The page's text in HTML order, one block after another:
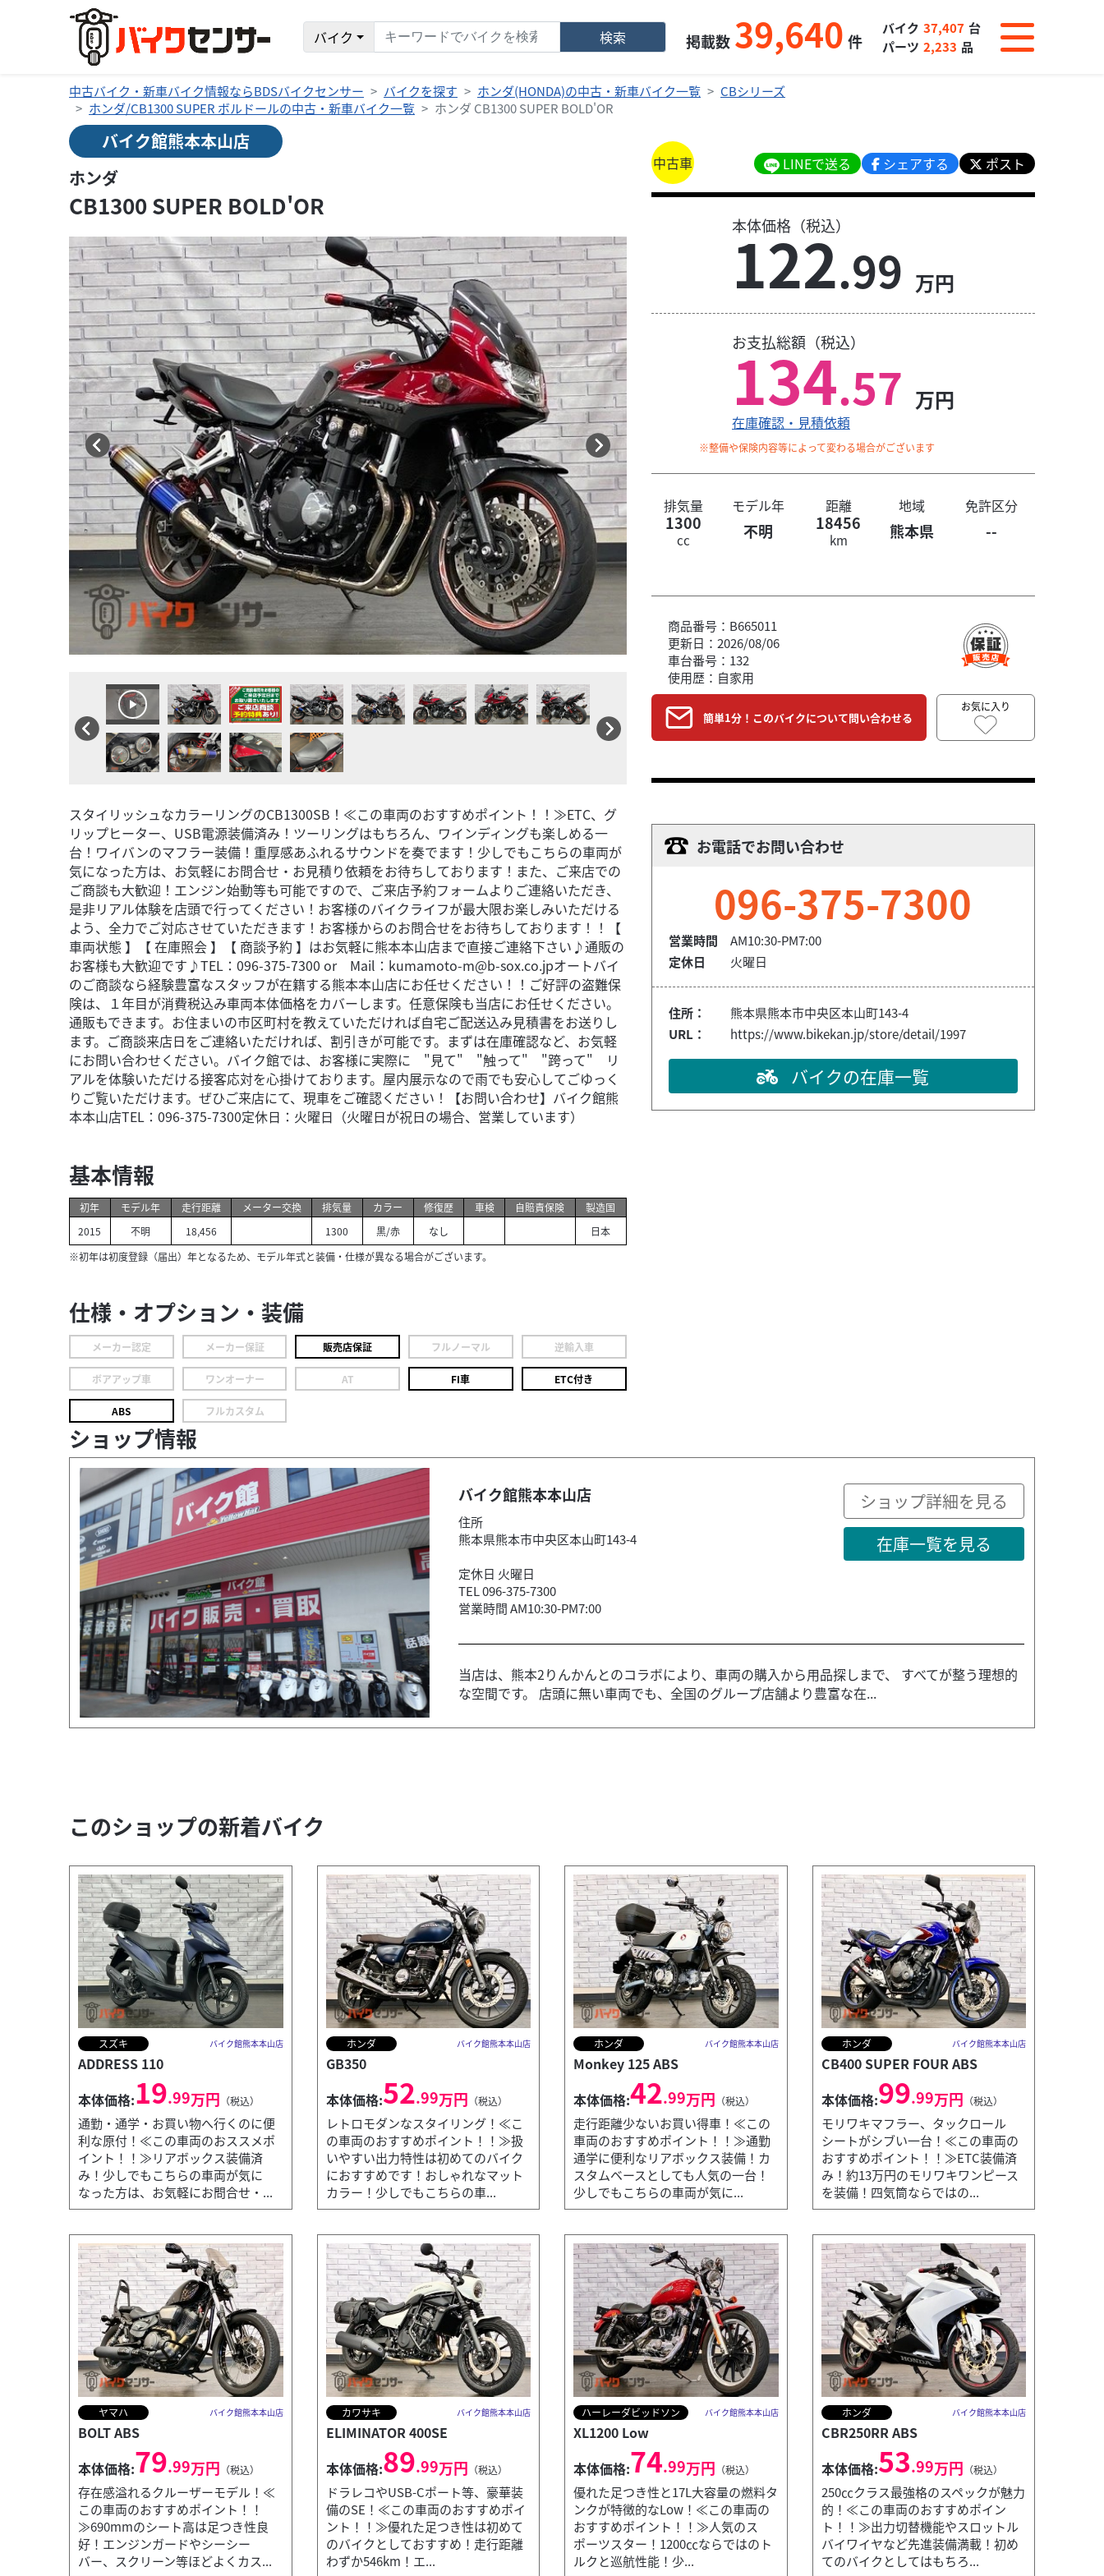
バイク 検索 掲載数 39,640 件
バイク 37,407 台
パーツ 2,233 品
中古バイク・新車バイク情報ならBDSバイクセンサー バイクを探す ホンダ(HONDA)の中古・新車バイク一覧
CBシリーズ
ホンダ/CB1300 SUPER ボルドールの中古・新車バイク一覧
ホンダ CB1300 SUPER BOLD'OR
バイク館熊本本山店
ホンダ
CB1300 SUPER BOLD'OR
スタイリッシュなカラーリングのCB1300SB！≪この車両のおすすめポイント！！≫ETC、グ
リップヒーター、USB電源装備済み！ツーリングはもちろん、ワインディングも楽しめる一
台！ワイバンのマフラー装備！重厚感あふれるサウンドを奏でます！少しでもこちらの車両が
気になった方は、お気軽にお問合せ・お見積り依頼をお待ちしております！また、ご来店での
ご商談も大歓迎！エンジン始動等も可能ですので、ご来店予約フォームよりご連絡いただき、
是非リアル体験を店頭で行ってください！お客様のバイクライフが最大限お楽しみいただける
よう、全力でご対応させていただきます！お客様からのお問合せをお待ちしております！！【
車両状態 】【 在庫照会 】【 商談予約 】はお気軽に熊本本山店まで直接ご連絡下さい♪通販の
お客様も大歓迎です♪TEL：096-375-7300 or Mail：kumamoto-m@b-sox.co.jpオートバイ
のご商談なら経験豊富なスタッフが在籍する熊本本山店にお任せください！！ご好評の盗難保
険は、１年目が消費税込み車両本体価格をカバーします。任意保険も当店にお任せください。
通販もできます。お住まいの市区町村を教えていただければ自宅ご配送込み見積書をお送りし
ます。ご商談来店日をご連絡いただければ、割引きが可能です。まずは在庫確認など、お気軽
にお問い合わせください。バイク館では、お客様に実際に "見て" "触って" "跨って" リ
アルを体験いただける接客応対を心掛けております。屋内展示なので雨でも安心してごゆっく
りご覧いただけます。ぜひご来店にて、現車をご確認ください！【お問い合わせ】バイク館熊
本本山店TEL：096-375-7300定休日：火曜日（火曜日が祝日の場合、営業しています）
基本情報
初年
2015
モデル年
不明
走行距離
18,456
メーター交換
排気量
1300
カラー
黒/赤
修復歴
なし
車検 自賠責保険
製造国
日本
※初年は初度登録（届出）年となるため、モデル年式と装備・仕様が異なる場合がございます。
仕様・オプション・装備
メーカー認定 メーカー保証 販売店保証 フルノーマル 逆輸入車
ボアアップ車 ワンオーナー AT FI車 ETC付き
ABS フルカスタム
中古車 LINEで送る シェアする ポスト
本体価格（税込）
122.99 万円
お支払総額（税込）
134.57 万円
在庫確認・見積依頼
※整備や保険内容等によって変わる場合がございます
排気量 モデル年 距離 地域 免許区分
1300
cc 不明 18456
km 熊本県 --
商品番号：B665011
更新日：2026/08/06
車台番号：132
使用歴：自家用
簡単1分！このバイクについて問い合わせる
お気に入り
お電話でお問い合わせ
096-375-7300
営業時間
AM10:30-PM7:00
定休日
火曜日
住所：
熊本県熊本市中央区本山町143-4
URL：
https://www.bikekan.jp/store/detail/1997
バイクの在庫一覧
ショップ情報
バイク館熊本本山店
住所
熊本県熊本市中央区本山町143-4
定休日 火曜日
TEL 096-375-7300
営業時間 AM10:30-PM7:00
ショップ詳細を見る
在庫一覧を見る
当店は、熊本2りんかんとのコラボにより、車両の購入から用品探しまで、 すべてが整う理想的
な空間です。 店頭に無い車両でも、全国のグループ店舗より豊富な在...
このショップの新着バイク
スズキ バイク館熊本本山店
ADDRESS 110
本体価格:19.99万円 （税込）
通勤・通学・お買い物へ行くのに便
利な原付！≪この車両のおススメポ
イント！！≫リアボックス装備済
み！少しでもこちらの車両が気に
なった方は、お気軽にお問合せ・...
ホンダ バイク館熊本本山店
GB350
本体価格:52.99万円 （税込）
レトロモダンなスタイリング！≪こ
の車両のおすすめポイント！！≫扱
いやすい出力特性は初めてのバイク
におすすめです！おしゃれなマット
カラー！少しでもこちらの車...
ホンダ バイク館熊本本山店
Monkey 125 ABS
本体価格:42.99万円 （税込）
走行距離少ないお買い得車！≪この
車両のおすすめポイント！！≫通勤
通学に便利なリアボックス装備！カ
スタムベースとしても人気の一台！
少しでもこちらの車両が気に...
ホンダ バイク館熊本本山店
CB400 SUPER FOUR ABS
本体価格:99.99万円 （税込）
モリワキマフラー、タックロール
シートがシブい一台！≪この車両の
おすすめポイント！！≫ETC装備済
み！約13万円のモリワキワンピース
を装備！四気筒ならではの...
ヤマハ バイク館熊本本山店
BOLT ABS
本体価格:79.99万円 （税込）
存在感溢れるクルーザーモデル！≪
この車両のおすすめポイント！！
≫690mmのシート高は足つき性良
好！エンジンガードやシーシー
バー、スクリーン等ほどよくカス...
カワサキ バイク館熊本本山店
ELIMINATOR 400SE
本体価格:89.99万円 （税込）
ドラレコやUSB-Cポート等、豪華装
備のSE！≪この車両のおすすめポイ
ント！！≫優れた足つき性は初めて
のバイクとしておすすめ！走行距離
わずか546km！エ...
ハーレーダビッドソン バイク館熊本本山店
XL1200 Low
本体価格:74.99万円 （税込）
優れた足つき性と17L大容量の燃料タ
ンクが特徴的なLow！≪この車両の
おすすめポイント！！≫人気のス
ポーツスター！1200㏄ならではのト
ルクと巡航性能！少...
ホンダ バイク館熊本本山店
CBR250RR ABS
本体価格:53.99万円 （税込）
250㏄クラス最強格のスペックが魅力
的！≪この車両のおすすめポイン
ト！！≫出力切替機能やスロットル
バイワイヤなど先進装備満載！初め
てのバイクとしてはもちろ...